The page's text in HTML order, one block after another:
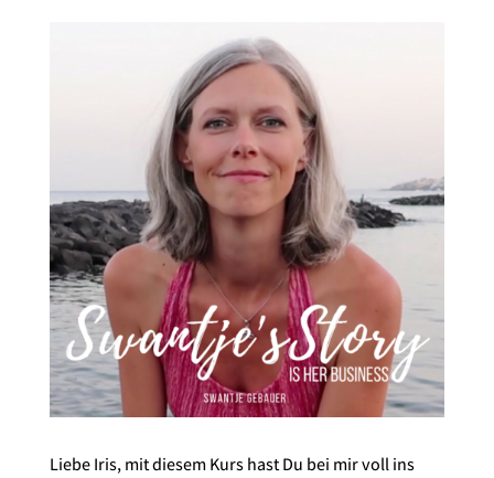
Liebe Iris, mit diesem Kurs hast Du bei mir voll ins